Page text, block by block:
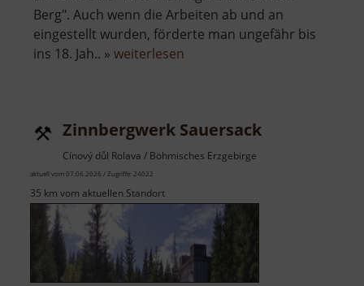
Berg". Auch wenn die Arbeiten ab und an
eingestellt wurden, förderte man ungefähr bis
ins 18. Jah.. » weiterlesen
Zinnbergwerk Sauersack
Cínový důl Rolava / Böhmisches Erzgebirge
aktuell vom 07.06.2026 / Zugriffe: 24022
35 km vom aktuellen Standort